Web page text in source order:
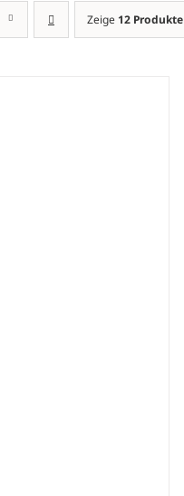
Zeige 12 Produkte